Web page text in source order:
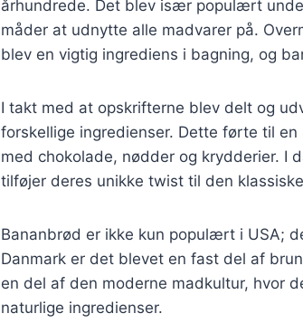
århundrede. Det blev især populært
måder at udnytte alle madvarer på.
blev en vigtig ingrediens i bagning, og
I takt med at opskrifterne blev delt og
forskellige ingredienser. Dette førte til
med chokolade, nødder og krydderier. I
tilføjer deres unikke twist til den
Bananbrød er ikke kun populært i USA;
Danmark er det blevet en fast del af
en del af den moderne madkultur, hvor
naturlige ingredienser.